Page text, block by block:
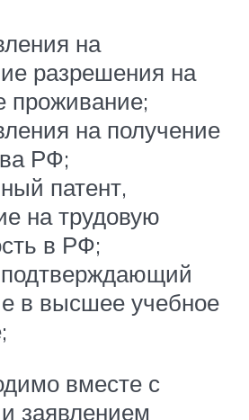
на
разрешения на
проживание;
на получение
РФ;
патент,
на трудовую
в РФ;
в высшее учебное
вместе с
заявлением